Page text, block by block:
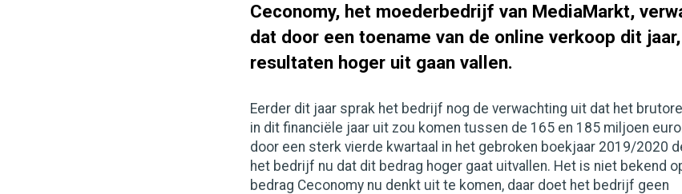
Ceconomy, het moederbedrijf van MediaMarkt,
dat door een toename van de online verkoop dit
resultaten hoger uit gaan vallen.
Eerder dit jaar sprak het bedrijf nog de verwachting uit dat het
in dit financiële jaar uit zou komen tussen de 165 en 185 miljoen
door een sterk vierde kwartaal in het gebroken boekjaar 2019/2020
het bedrijf nu dat dit bedrag hoger gaat uitvallen. Het is niet bekend
bedrag Ceconomy nu denkt uit te komen, daar doet het bedrijf geen